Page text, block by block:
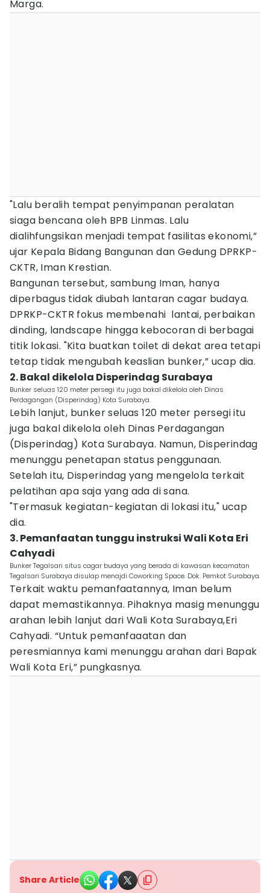
Marga.
"Lalu beralih tempat penyimpanan peralatan
siaga bencana oleh BPB Linmas. Lalu
dialihfungsikan menjadi tempat fasilitas ekonomi,”
ujar Kepala Bidang Bangunan dan Gedung DPRKP-
CKTR, Iman Krestian.
Bangunan tersebut, sambung Iman, hanya
diperbagus tidak diubah lantaran cagar budaya.
DPRKP-CKTR fokus membenahi lantai, perbaikan
dinding, landscape hingga kebocoran di berbagai
titik lokasi. "Kita buatkan toilet di dekat area tetapi
tetap tidak mengubah keaslian bunker,” ucap dia.
2. Bakal dikelola Disperindag Surabaya
Bunker seluas 120 meter persegi itu juga bakal dikelola oleh Dinas
Perdagangan (Disperindag) Kota Surabaya.
Lebih lanjut, bunker seluas 120 meter persegi itu
juga bakal dikelola oleh Dinas Perdagangan
(Disperindag) Kota Surabaya. Namun, Disperindag
menunggu penetapan status penggunaan.
Setelah itu, Disperindag yang mengelola terkait
pelatihan apa saja yang ada di sana.
"Termasuk kegiatan-kegiatan di lokasi itu," ucap
dia.
3. Pemanfaatan tunggu instruksi Wali Kota Eri
Cahyadi
Bunker Tegalsari situs cagar budaya yang berada di kawasan kecamatan
Tegalsari Surabaya disulap menajdi Coworking Space. Dok. Pemkot Surabaya.
Terkait waktu pemanfaatannya, Iman belum
dapat memastikannya. Pihaknya masig menunggu
arahan lebih lanjut dari Wali Kota Surabaya,Eri
Cahyadi. “Untuk pemanfaaatan dan
peresmiannya kami menunggu arahan dari Bapak
Wali Kota Eri,” pungkasnya.
Share Article